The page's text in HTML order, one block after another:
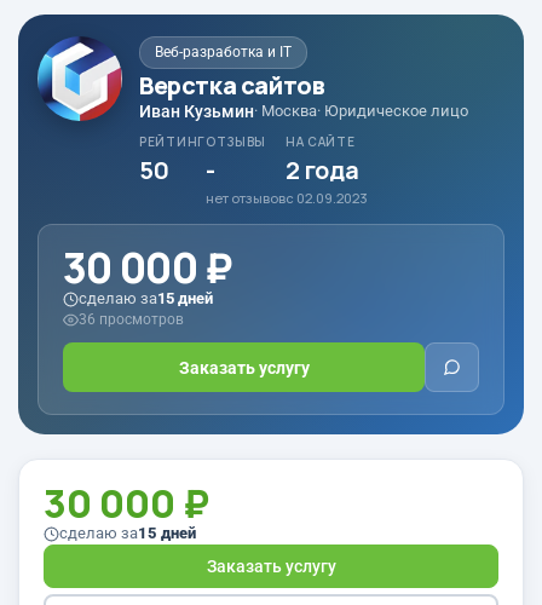
Веб-разработка и IT
Верстка сайтов
Иван Кузьмин· Москва· Юридическое лицо
РЕЙТИНГ
50
ОТЗЫВЫ
-
нет отзывов
НА САЙТЕ
2 года
с 02.09.2023
30 000 ₽
сделаю за15 дней
36 просмотров
Заказать услугу
30 000 ₽
сделаю за15 дней
Заказать услугу